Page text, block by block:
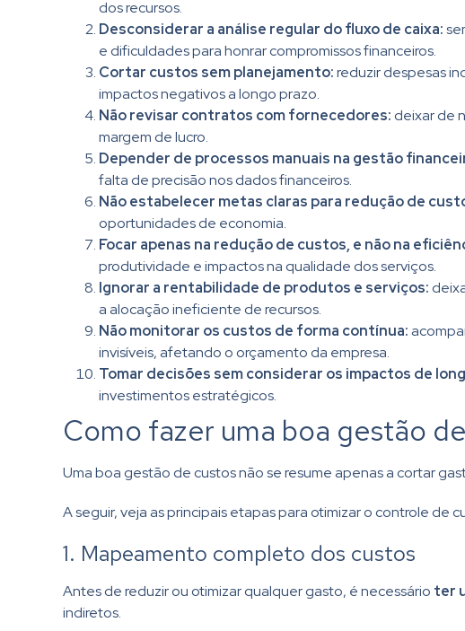
dos recursos.
Desconsiderar a análise regular do fluxo de caixa:
e dificuldades para honrar compromissos financeiros.
Cortar custos sem planejamento:reduzir despesas
impactos negativos a longo prazo.
Não revisar contratos com fornecedores: deixar de
margem de lucro.
Depender de processos manuais na gestão
falta de precisão nos dados financeiros.
Não estabelecer metas claras para redução de
oportunidades de economia.
Focar apenas na redução de custos, e não na
produtividade e impactos na qualidade dos serviços.
Ignorar a rentabilidade de produtos e serviços:
a alocação ineficiente de recursos.
Não monitorar os custos de forma contínua:
invisíveis, afetando o orçamento da empresa.
Tomar decisões sem considerar os impactos de
investimentos estratégicos.
Como fazer uma boa gestão
Uma boa gestão de custos não se resume apenas a cortar
A seguir, veja as principais etapas para otimizar o controle de
1. Mapeamento completo dos custos
Antes de reduzir ou otimizar qualquer gasto, é necessário ter
indiretos.